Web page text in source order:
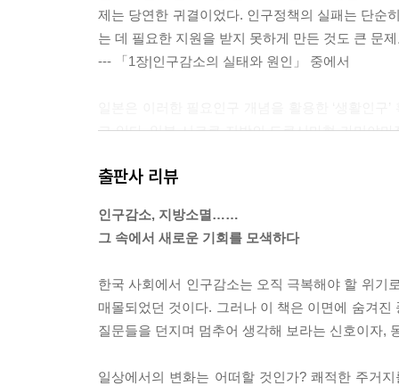
제는 당연한 귀결이었다. 인구정책의 실패는 단순
는 데 필요한 지원을 받지 못하게 만든 것도 큰 문
--- 「1장|인구감소의 실태와 원인」 중에서
고 있다. 일본 시코쿠 지방의 도쿠시마현 가미야
지속적으로 유지되는 성과를 거두었다.
--- 「4장|인구감소 시대를 살아가는 슬기로운 정책 전환」
출판사 리뷰
인구감소, 지방소멸……
그 속에서 새로운 기회를 모색하다
한국 사회에서 인구감소는 오직 극복해야 할 위기
매몰되었던 것이다. 그러나 이 책은 이면에 숨겨
질문들을 던지며 멈추어 생각해 보라는 신호이자,
일상에서의 변화는 어떠할 것인가? 쾌적한 주거